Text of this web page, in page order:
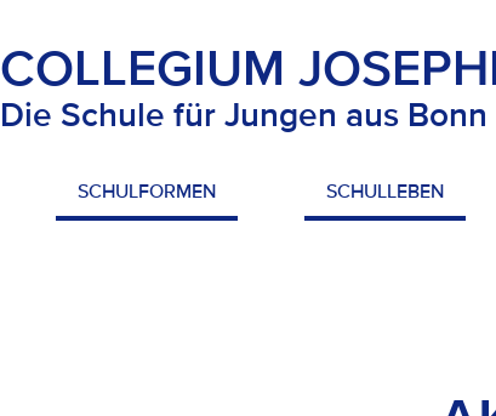
COLLEGIUM
Die Schule für Jungen aus
SCHULFORMEN SCHULLEBEN